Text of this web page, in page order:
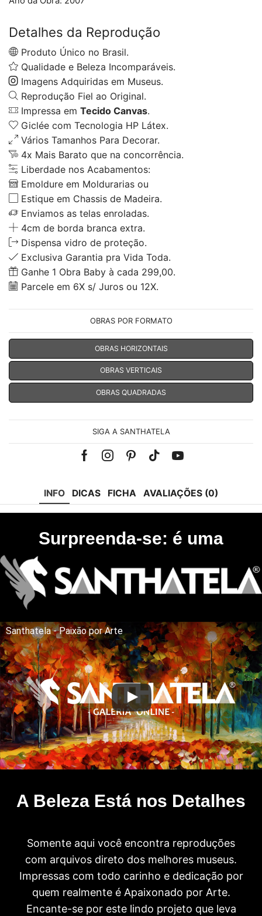
Detalhes da Reprodução
Produto Único no Brasil.
Qualidade e Beleza Incomparáveis.
Imagens Adquiridas em Museus.
Reprodução Fiel ao Original.
Impressa em Tecido Canvas.
Giclée com Tecnologia HP Látex.
Vários Tamanhos Para Decorar.
4x Mais Barato que na concorrência.
Liberdade nos Acabamentos:
Emoldure em Moldurarias ou
Estique em Chassis de Madeira.
Enviamos as telas enroladas.
4cm de borda branca extra.
Dispensa vidro de proteção.
Exclusiva Garantia pra Vida Toda.
Ganhe 1 Obra Baby à cada 299,00.
Parcele em 6X s/ Juros ou 12X.
OBRAS POR FORMATO
OBRAS HORIZONTAIS
OBRAS VERTICAIS
OBRAS QUADRADAS
SIGA A SANTHATELA
FacebookInstagramPinterest
Tik-Youtube
INFO DICAS FICHA AVALIAÇÕES (0)
Surpreenda-se: é uma
Santhatela - Paixão por Arte
A Beleza Está nos Detalhes
Somente aqui você encontra reproduções
com arquivos direto dos melhores museus.
Impressas com todo carinho e dedicação por
quem realmente é Apaixonado por Arte.
Encante-se por este lindo projeto que leva